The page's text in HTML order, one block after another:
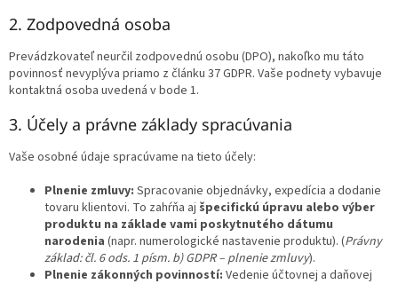
2. Zodpovedná osoba
Prevádzkovateľ neurčil zodpovednú osobu (DPO), nakoľko mu táto
povinnosť nevyplýva priamo z článku 37 GDPR. Vaše podnety vybavuje
kontaktná osoba uvedená v bode 1.
3. Účely a právne základy spracúvania
Vaše osobné údaje spracúvame na tieto účely:
Plnenie zmluvy: Spracovanie objednávky, expedícia a dodanie
tovaru klientovi. To zahŕňa aj špecifickú úpravu alebo výber
produktu na základe vami poskytnutého dátumu
narodenia (napr. numerologické nastavenie produktu). (Právny
základ: čl. 6 ods. 1 písm. b) GDPR – plnenie zmluvy).
Plnenie zákonných povinností: Vedenie účtovnej a daňovej